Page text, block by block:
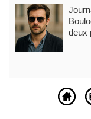
deux